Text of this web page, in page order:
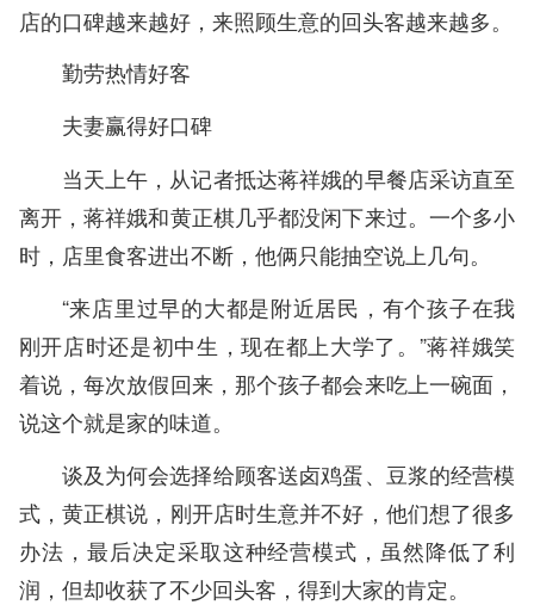
店的口碑越来越好，来照顾生意的回头客越来越多。
勤劳热情好客
夫妻赢得好口碑
当天上午，从记者抵达蒋祥娥的早餐店采访直至
离开，蒋祥娥和黄正棋几乎都没闲下来过。一个多小
时，店里食客进出不断，他俩只能抽空说上几句。
“来店里过早的大都是附近居民，有个孩子在我
刚开店时还是初中生，现在都上大学了。”蒋祥娥笑
着说，每次放假回来，那个孩子都会来吃上一碗面，
说这个就是家的味道。
谈及为何会选择给顾客送卤鸡蛋、豆浆的经营模
式，黄正棋说，刚开店时生意并不好，他们想了很多
办法，最后决定采取这种经营模式，虽然降低了利
润，但却收获了不少回头客，得到大家的肯定。